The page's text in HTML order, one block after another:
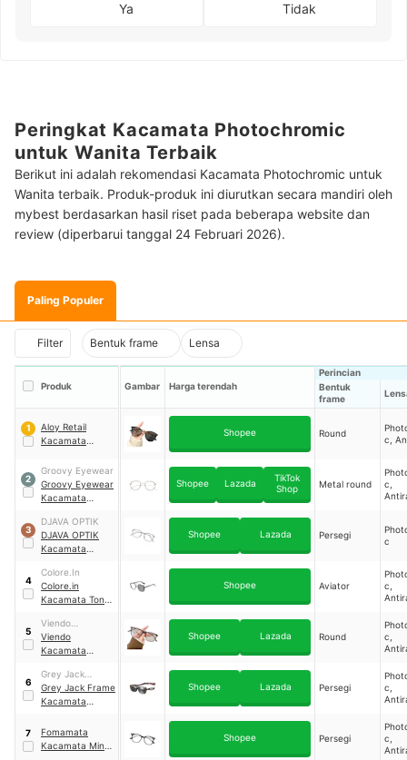
Ya Tidak
Peringkat Kacamata Photochromic
untuk Wanita Terbaik
Berikut ini adalah rekomendasi Kacamata Photochromic untuk
Wanita terbaik. Produk-produk ini diurutkan secara mandiri oleh
mybest berdasarkan hasil riset pada beberapa website dan
review (diperbarui tanggal 24 Februari 2026).
Paling Populer
Filter Bentuk frame Lensa
Produk Gambar Harga terendah
Perincian
Bentuk
frame
1
Aloy Retail
Kacamata
PL-ARPT002
Shopee Round
c,
2
Groovy Eyewear
Groovy Eyewear
Kacamata
Photocromic
Shopee Lazada
TikTok
Shop
Metal round
c,
3
DJAVA OPTIK
DJAVA OPTIK
Kacamata
Ezra
Shopee Lazada Persegi
c
4
Colore.In
Colore.in
Kacamata Tony
Shopee Aviator
c,
5
Viendo
Kacamata ID
Viendo
Kacamata
Shopee Lazada Round
c,
6
Grey Jack
Eyewear
Grey Jack Frame
Kacamata
Shopee Lazada Persegi
c,
7
Fomamata
Kacamata Minus
Shopee Persegi
c,